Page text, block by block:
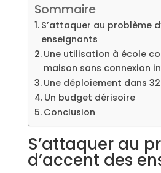
Sommaire
S’attaquer au problème
enseignants
Une utilisation à école
maison sans connexion
Une déploiement dans
Un budget dérisoire
Conclusion
S’attaquer au
d’accent des